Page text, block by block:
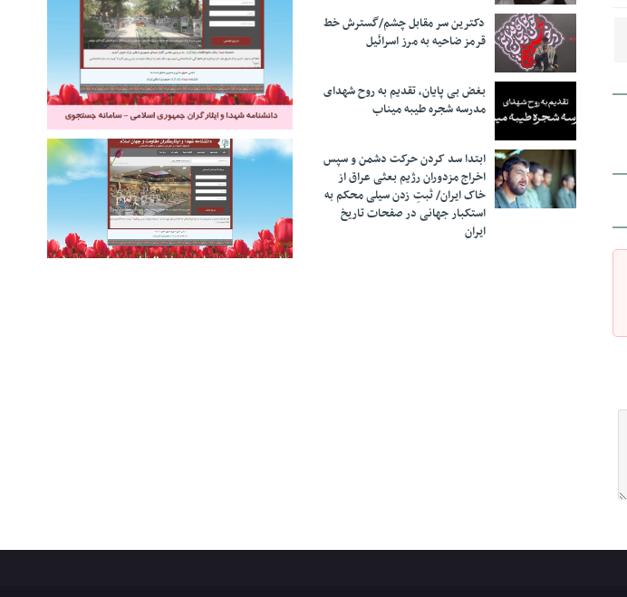
دکترین سر مقابل چشم/گسترش خط
قرمز ضاحیه به مرز اسرائیل
بغض بی پایان، تقدیم به روح شهدای
مدرسه شجره طیبه میناب
ابتدا سد کردن حرکت دشمن و سپس
اخراج مزدوران رژیم بعثی عراق از
خاک ایران/ ثبتِ زدن سیلی محکم به
استکبار جهانی در صفحات تاریخ
ایران